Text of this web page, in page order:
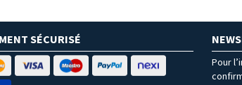
SÉCURISÉ
Pour